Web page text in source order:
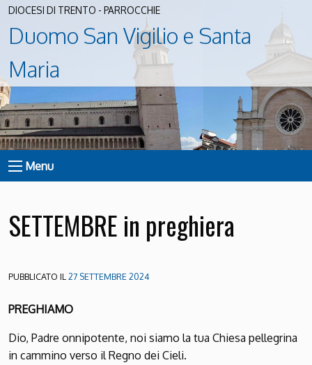
DIOCESI DI TRENTO - PARROCCHIE
Duomo San Vigilio e Santa
Maria
Menu
SETTEMBRE in preghiera
PUBBLICATO IL27 SETTEMBRE 2024
PREGHIAMO
Dio, Padre onnipotente, noi siamo la tua Chiesa pellegrina
in cammino verso il Regno dei Cieli.